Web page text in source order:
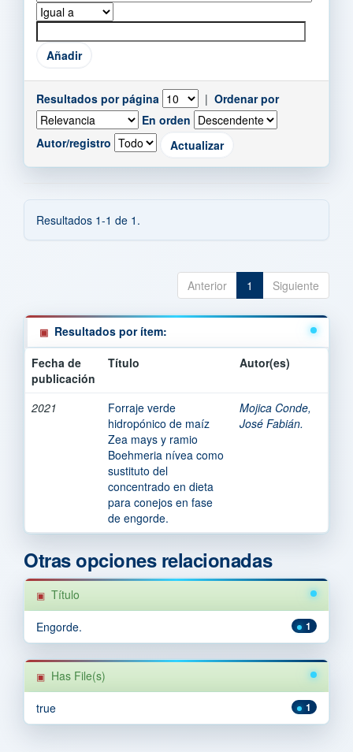
Resultados por página | Ordenar por
En orden
Autor/registro
Resultados 1-1 de 1.
Anterior 1 Siguiente
Resultados por ítem:
Fecha de
publicación
Título Autor(es)
2021
Forraje verde
hidropónico de maíz
Zea mays y ramio
Boehmeria nívea como
sustituto del
concentrado en dieta
para conejos en fase
de engorde.
Mojica Conde,
José Fabián.
Otras opciones relacionadas
Título
1
Engorde.
Has File(s)
1
true